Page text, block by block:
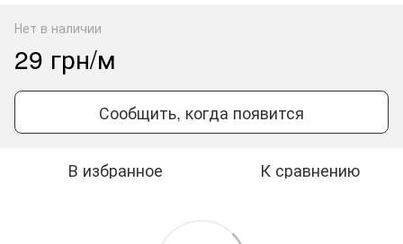
Нет в наличии
29 грн/м
Сообщить, когда появится
В избранное К сравнению